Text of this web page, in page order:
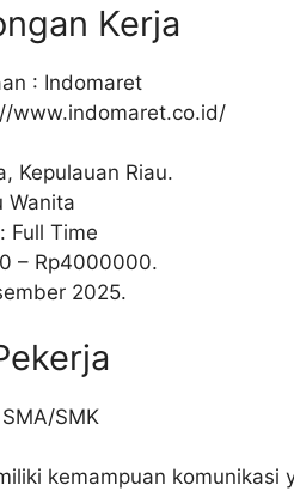
Kerja
: Indomaret
www.indomaret.co.id/
Kepulauan Riau.
Wanita
Full Time
– Rp4000000.
2025.
SMK
kemampuan komunikasi